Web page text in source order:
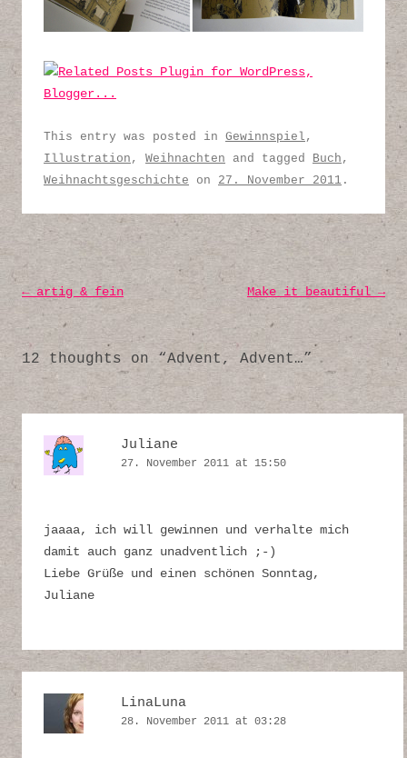
This entry was posted in Gewinnspiel ,
Illustration , Weihnachten and tagged Buch ,
Weihnachtsgeschichte on 27. November 2011 .
Post navigation
←artig & fein Make it beautiful →
12 thoughts on “Advent, Advent…”
Juliane
27. November 2011 at 15:50
jaaaa, ich will gewinnen und verhalte mich
damit auch ganz unadventlich ;-)
Liebe Grüße und einen schönen Sonntag,
Juliane
LinaLuna
28. November 2011 at 03:28